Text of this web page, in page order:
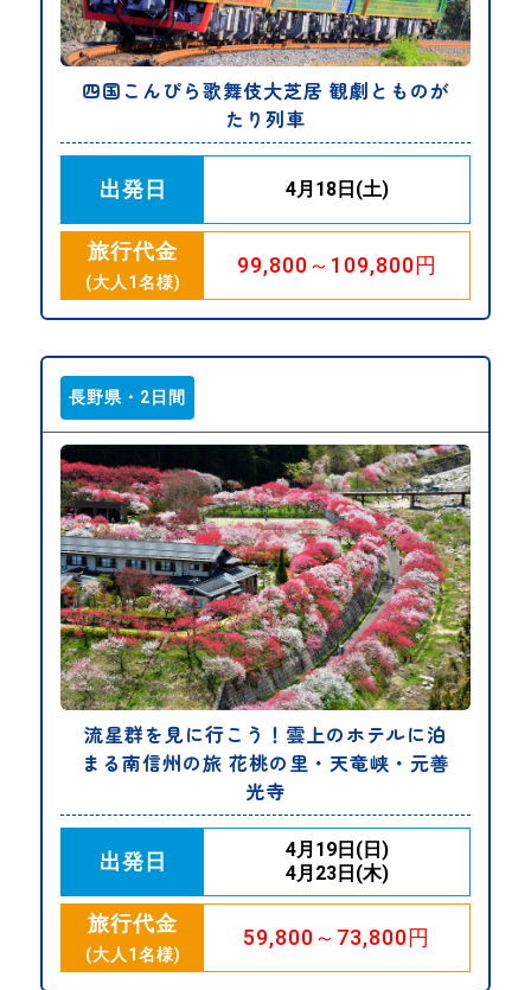
四国こんぴら歌舞伎大芝居 観劇とものが
たり列車
出発日 4月18日(土)
旅行代金
(大人1名様)
99,800～109,800円
長野県・2日間
流星群を見に行こう！雲上のホテルに泊
まる南信州の旅 花桃の里・天竜峡・元善
光寺
出発日
4月19日(日)
4月23日(木)
旅行代金
(大人1名様)
59,800～73,800円